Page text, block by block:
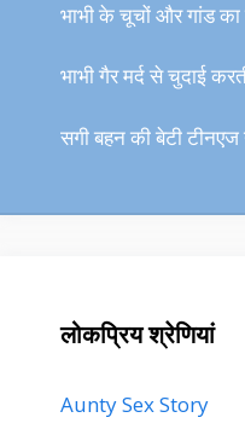
भाभी के चूचों और गांड का
भाभी गैर मर्द से चुदाई
सगी बहन की बेटी टीनएज
लोकप्रिय श्रेणियां
Aunty Sex Story